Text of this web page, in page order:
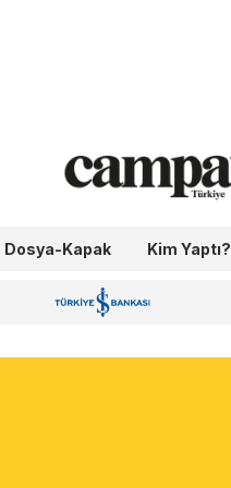
Dosya-Kapak Kim Yaptı?
İş Bankası 100.Yıl